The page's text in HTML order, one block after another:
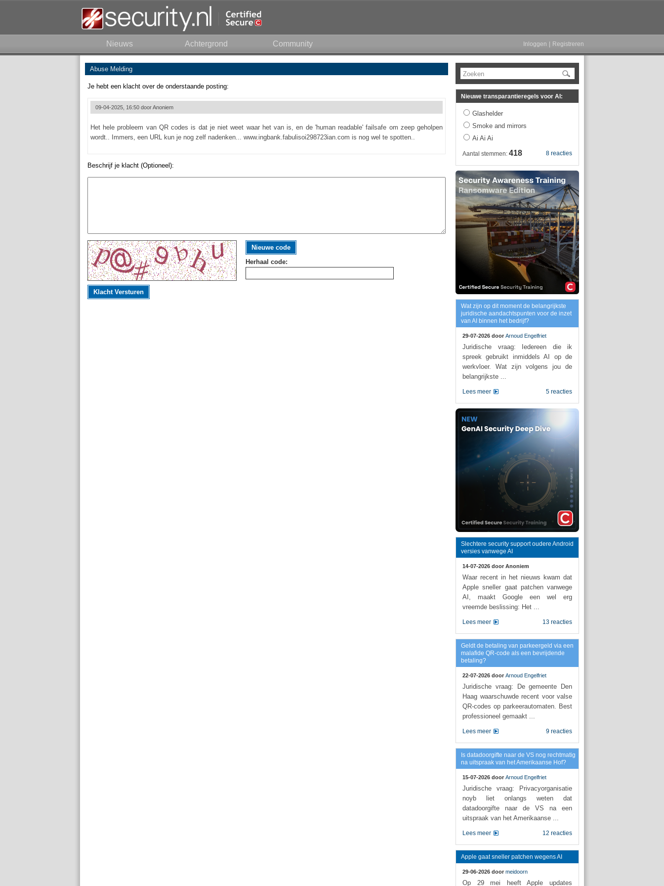
Nieuws Achtergrond Community Inloggen Registreren
Abuse Melding
Je hebt een klacht over de onderstaande posting:
09-04-2025, 16:50 doorAnoniem
Het hele probleem van QR codes is dat je niet weet waar het van is, en de 'human readable' failsafe om zeep geholpen
wordt.. Immers, een URL kun je nog zelf nadenken... www.ingbank.fabulisoi298723ian.com is nog wel te spotten..
Beschrijf je klacht (Optioneel):
Nieuwe code
Herhaal code:
Klacht Versturen
Zoeken
Nieuwe transparantieregels voor AI:
Glashelder
Smoke and mirrors
Ai Ai Ai
8 reacties
Aantal stemmen: 418
Wat zijn op dit moment de belangrijkste
juridische aandachtspunten voor de inzet
van AI binnen het bedrijf?
29-07-2026 door Arnoud Engelfriet
Juridische vraag: Iedereen die ik
spreek gebruikt inmiddels AI op de
werkvloer. Wat zijn volgens jou de
belangrijkste ...
5 reacties
Lees meer
Slechtere security support oudere Android
versies vanwege AI
14-07-2026 door Anoniem
Waar recent in het nieuws kwam dat
Apple sneller gaat patchen vanwege
AI, maakt Google een wel erg
vreemde beslissing: Het ...
13 reacties
Lees meer
Geldt de betaling van parkeergeld via een
malafide QR-code als een bevrijdende
betaling?
22-07-2026 door Arnoud Engelfriet
Juridische vraag: De gemeente Den
Haag waarschuwde recent voor valse
QR-codes op parkeerautomaten. Best
professioneel gemaakt ...
9 reacties
Lees meer
Is datadoorgifte naar de VS nog rechtmatig
na uitspraak van het Amerikaanse Hof?
15-07-2026 door Arnoud Engelfriet
Juridische vraag: Privacyorganisatie
noyb liet onlangs weten dat
datadoorgifte naar de VS na een
uitspraak van het Amerikaanse ...
12 reacties
Lees meer
Apple gaat sneller patchen wegens AI
29-06-2026 door meidoorn
Op 29 mei heeft Apple updates